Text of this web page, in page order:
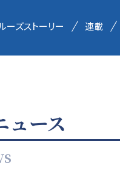
ーズストーリー 連載
ュース